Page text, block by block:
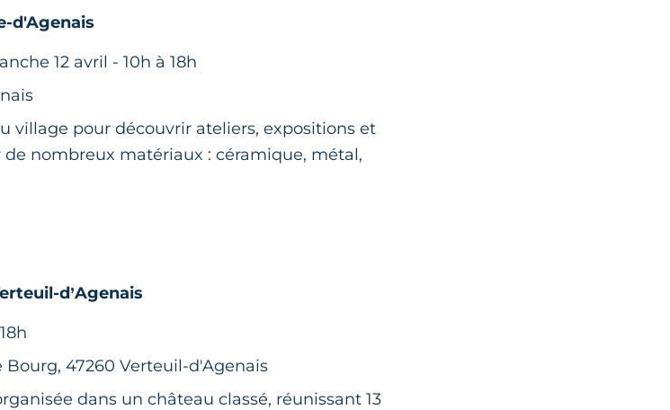
d'Agenais
12 avril - 10h à 18h
village pour découvrir ateliers, expositions et
nombreux matériaux : céramique, métal,
d’Agenais
Bourg, 47260 Verteuil-d'Agenais
dans un château classé, réunissant 13